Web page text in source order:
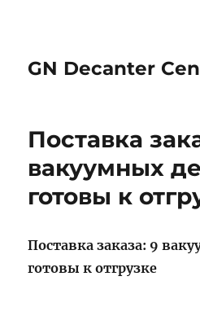
GN Decanter
Поставка
вакуумных
готовы к
Поставка заказа: 9
готовы к отгрузке